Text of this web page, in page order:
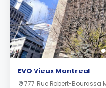
EVO Vieux Montreal
777, Rue Robert-Bourassa